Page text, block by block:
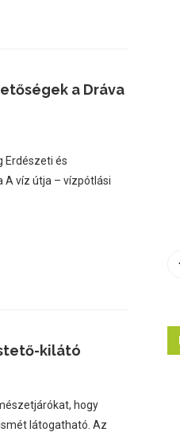
a Dráva
Erdészeti és
A víz útja – vízpótlási
kilátó
hogy
látogatható. Az